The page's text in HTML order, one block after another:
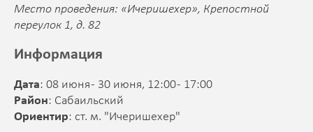
Место проведения: «Ичеришехер», Крепостной
переулок 1, д. 82
Информация
Дата: 08 июня - 30 июня, 12:00 - 17:00
Район: Сабаильский
Ориентир: ст. м. "Ичеришехер"